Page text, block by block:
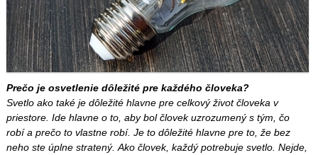
Prečo je osvetlenie dôležité pre každého človeka?
Svetlo ako také je dôležité hlavne pre celkový život človeka v
priestore. Ide hlavne o to, aby bol človek uzrozumený s tým, čo
robí a prečo to vlastne robí. Je to dôležité hlavne pre to, že bez
neho ste úplne stratený. Ako človek, každý potrebuje svetlo. Nejde,